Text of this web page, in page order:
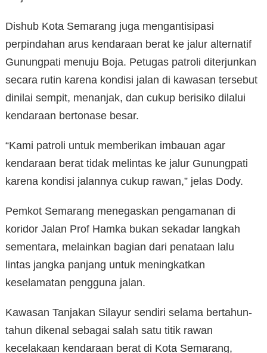
Dishub Kota Semarang juga mengantisipasi
perpindahan arus kendaraan berat ke jalur alternatif
Gunungpati menuju Boja. Petugas patroli diterjunkan
secara rutin karena kondisi jalan di kawasan tersebut
dinilai sempit, menanjak, dan cukup berisiko dilalui
kendaraan bertonase besar.
“Kami patroli untuk memberikan imbauan agar
kendaraan berat tidak melintas ke jalur Gunungpati
karena kondisi jalannya cukup rawan,” jelas Dody.
Pemkot Semarang menegaskan pengamanan di
koridor Jalan Prof Hamka bukan sekadar langkah
sementara, melainkan bagian dari penataan lalu
lintas jangka panjang untuk meningkatkan
keselamatan pengguna jalan.
Kawasan Tanjakan Silayur sendiri selama bertahun-
tahun dikenal sebagai salah satu titik rawan
kecelakaan kendaraan berat di Kota Semarang,